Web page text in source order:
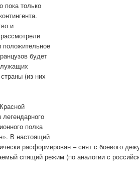
пока только
и
положительное
будет
(из них
полка
В настоящий
расформирован – снят с боевого
спящий режим (по аналогии с